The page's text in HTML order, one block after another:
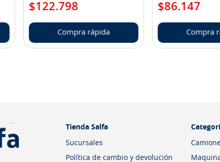
$122.798
Compra rápida
$86.147
Compra
Tienda Salfa
Sucursales
Política de cambio y devolución